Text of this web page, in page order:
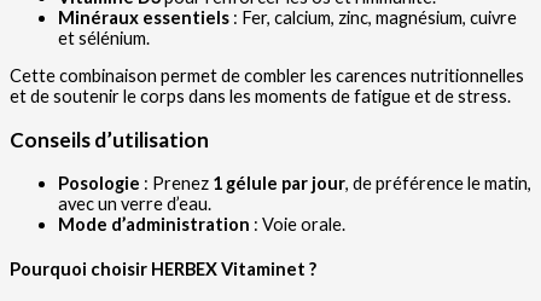
Minéraux essentiels : Fer, calcium, zinc, magnésium, cuivre
et sélénium.
Cette combinaison permet de combler les carences nutritionnelles
et de soutenir le corps dans les moments de fatigue et de stress.
Conseils d’utilisation
Posologie : Prenez 1 gélule par jour, de préférence le matin,
avec un verre d’eau.
Mode d’administration : Voie orale.
Pourquoi choisir HERBEX Vitaminet ?